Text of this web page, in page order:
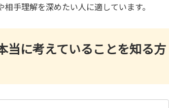
手理解を深めたい人に適しています。
当に考えていることを知る方